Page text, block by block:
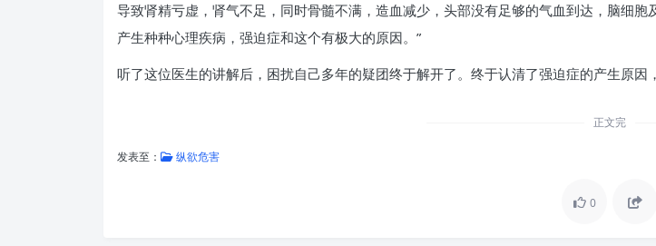
导致肾精亏虚，肾气不足，同时骨髓不满，造血减少，头部没有足够的气血到达，脑细
产生种种心理疾病，强迫症和这个有极大的原因。”
听了这位医生的讲解后，困扰自己多年的疑团终于解开了。终于认清了强迫症的产生原因
正文完
发表至： 纵欲危害
0